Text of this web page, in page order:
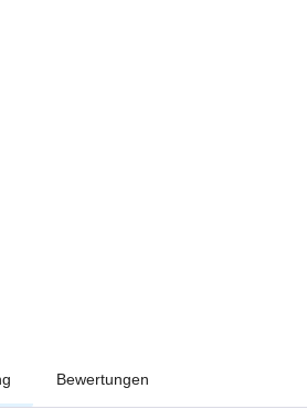
Bewertungen